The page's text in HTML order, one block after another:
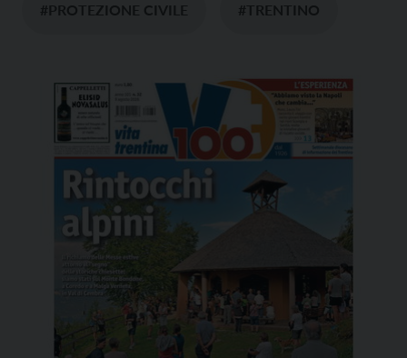
#PROTEZIONE CIVILE #TRENTINO